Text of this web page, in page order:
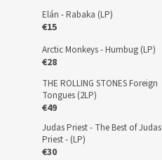
Elán - Rabaka (LP)
€15
Arctic Monkeys - Humbug (LP)
€28
THE ROLLING STONES Foreign
Tongues (2LP)
€49
Judas Priest - The Best of Judas
Priest - (LP)
€30